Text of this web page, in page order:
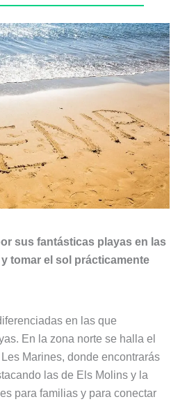
sus fantásticas playas en las
tomar el sol prácticamente
en las que
En la zona norte se halla el
Marines, donde encontrarás
las de Els Molins y la
para familias y para conectar